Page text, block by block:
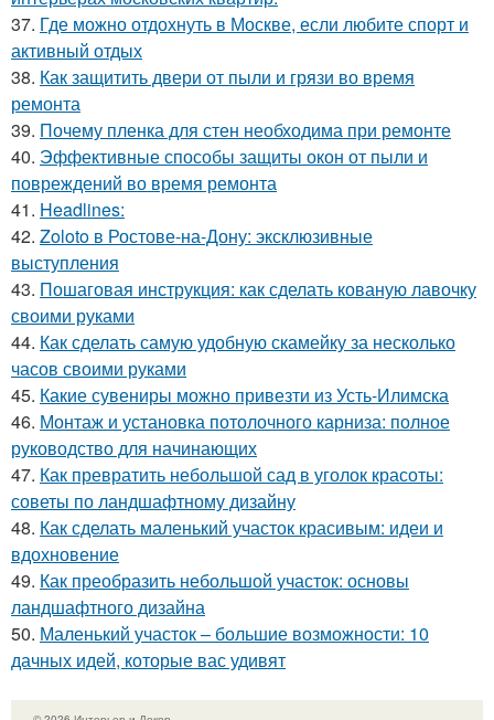
37. Где можно отдохнуть в Москве, если любите спорт и
активный отдых
38. Как защитить двери от пыли и грязи во время
ремонта
39. Почему пленка для стен необходима при ремонте
40. Эффективные способы защиты окон от пыли и
повреждений во время ремонта
41. Headlines:
42. Zoloto в Ростове-на-Дону: эксклюзивные
выступления
43. Пошаговая инструкция: как сделать кованую лавочку
своими руками
44. Как сделать самую удобную скамейку за несколько
часов своими руками
45. Какие сувениры можно привезти из Усть-Илимска
46. Монтаж и установка потолочного карниза: полное
руководство для начинающих
47. Как превратить небольшой сад в уголок красоты:
советы по ландшафтному дизайну
48. Как сделать маленький участок красивым: идеи и
вдохновение
49. Как преобразить небольшой участок: основы
ландшафтного дизайна
50. Маленький участок – большие возможности: 10
дачных идей, которые вас удивят